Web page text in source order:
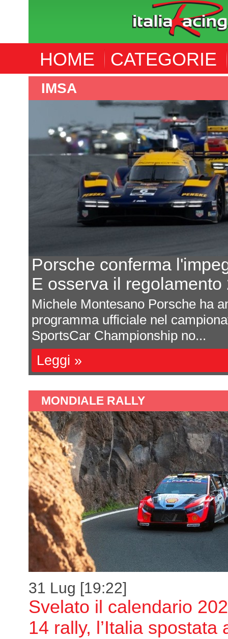
HOME CATEGORIE
IMSA
Porsche conferma
E osserva il
Michele Montesano Porsche ha
programma ufficiale nel
SportsCar Championship no...
Leggi »
MONDIALE RALLY
31 Lug [19:22]
Svelato il calendario
14 rally, l’Italia spostata